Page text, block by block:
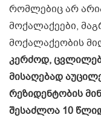
რომლებიც არ
მოქალაქეები,
მოქალაქეობის
კერძოდ,
მისაღებად
რეზიდენტობის
შესაძლოა 10